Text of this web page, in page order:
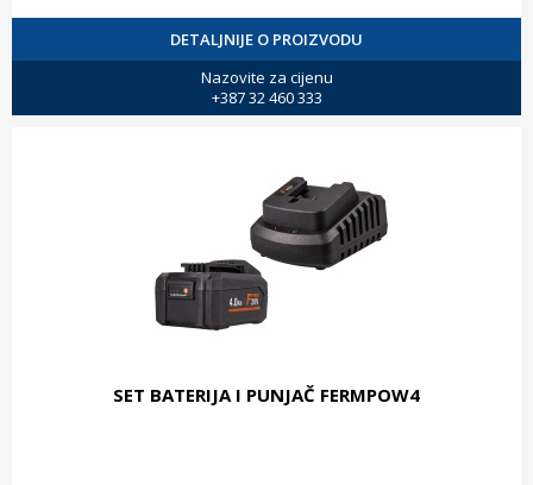
DETALJNIJE O PROIZVODU
Nazovite za cijenu
+387 32 460 333
SET BATERIJA I PUNJAČ FERMPOW4